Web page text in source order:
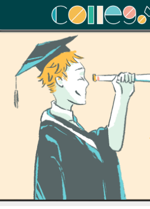
ColleGo! 大學選才與高